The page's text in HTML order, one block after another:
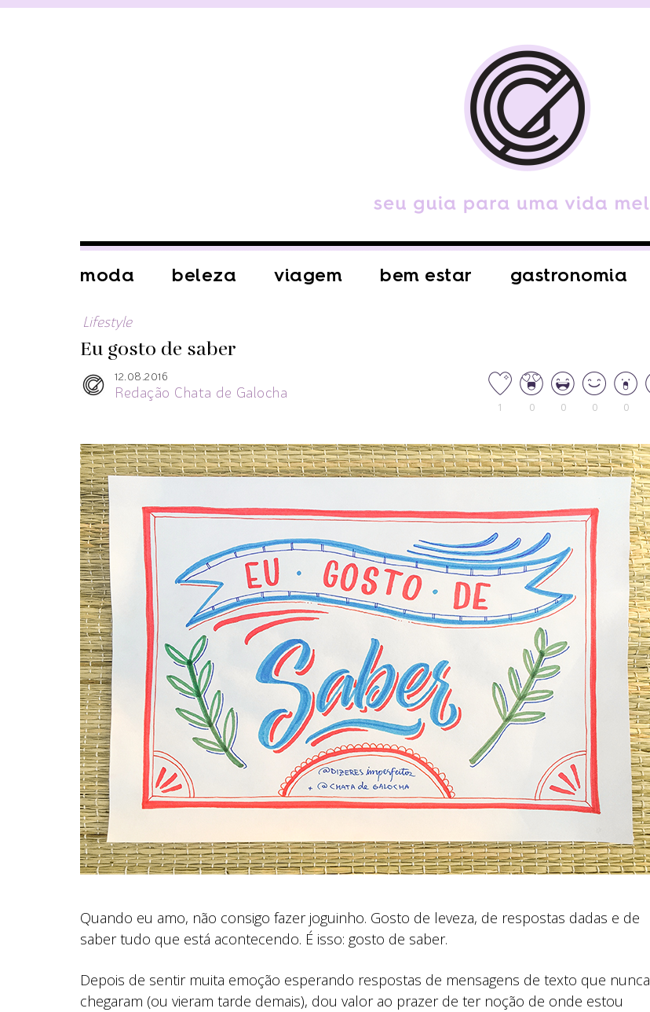
moda beleza viagem bem estar gastronomia
Lifestyle
Eu gosto de saber
12.08.2016
Redação Chata de Galocha
1 0 0 0 0
Quando eu amo, não consigo fazer joguinho. Gosto de leveza, de respostas dadas e de
saber tudo que está acontecendo. É isso: gosto de saber.
Depois de sentir muita emoção esperando respostas de mensagens de texto que nunca
chegaram (ou vieram tarde demais), dou valor ao prazer de ter noção de onde estou